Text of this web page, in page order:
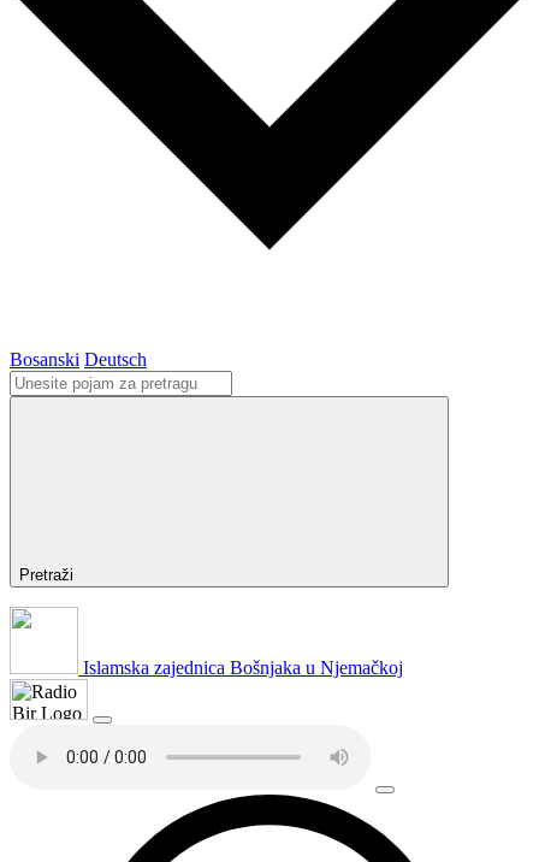
Bosanski Deutsch
Pretraži
Islamska zajednica Bošnjaka u Njemačkoj